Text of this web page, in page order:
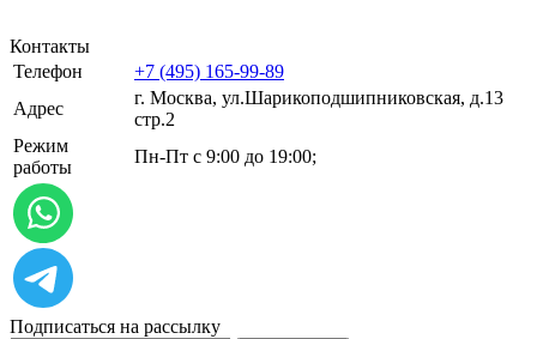
Контакты
Телефон
+7 (495) 165-99-89
Адрес
г. Москва, ул.​​Шарикоподшипниковская, д.13
стр.2
Режим
работы
Пн-Пт с 9:00 до 19:00;
Подписаться на рассылку